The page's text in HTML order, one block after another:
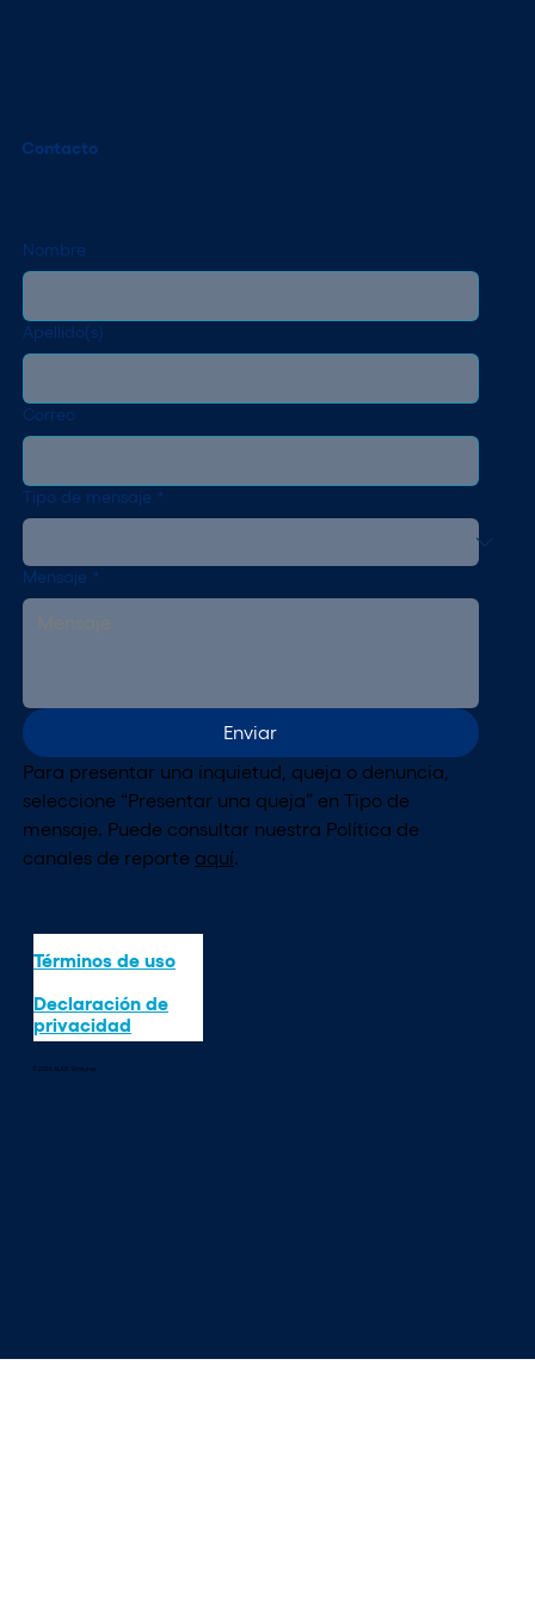
Nombre
Apellido(s)
Correo
Tipo de mensaje *
Mensaje *
Enviar
Para presentar una inquietud, queja o denuncia,
seleccione “Presentar una queja” en Tipo de
mensaje. Puede consultar nuestra Política de
canales de reporte aquí
Contacto
Términos de uso
Declaración de
privacidad
© 2026 ALIVE Ventures